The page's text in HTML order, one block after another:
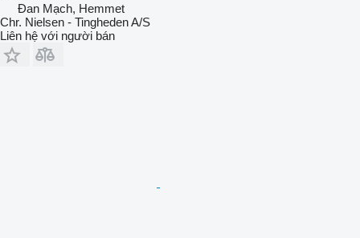
Đan Mạch, Hemmet
Chr. Nielsen - Tingheden A/S
Liên hệ với người bán